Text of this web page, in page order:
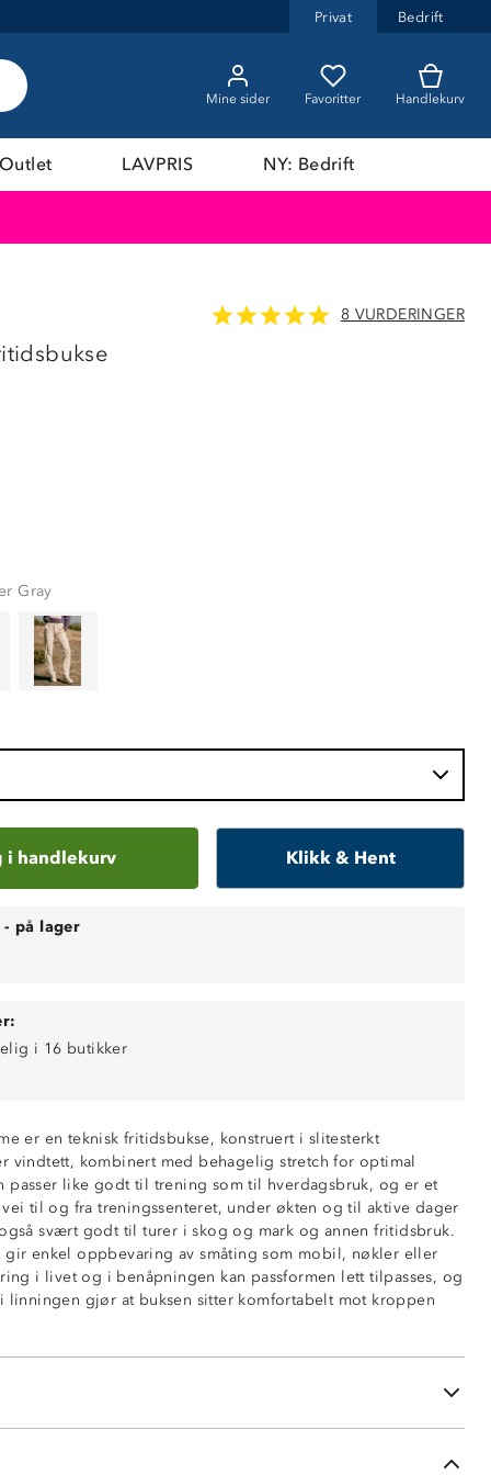
Privat Bedrift
Mine sider Favoritter Handlekurv
LAVPRIS NY: Bedrift
8 VURDERINGER
Gray
i handlekurv Klikk & Hent
- på lager
i 16 butikker
er en teknisk fritidsbukse, konstruert i slitesterkt
vindtett, kombinert med behagelig stretch for optimal
passer like godt til trening som til hverdagsbruk, og er et
til og fra treningssenteret, under økten og til aktive dager
svært godt til turer i skog og mark og annen fritidsbruk.
gir enkel oppbevaring av småting som mobil, nøkler eller
i livet og i benåpningen kan passformen lett tilpasses, og
linningen gjør at buksen sitter komfortabelt mot kroppen